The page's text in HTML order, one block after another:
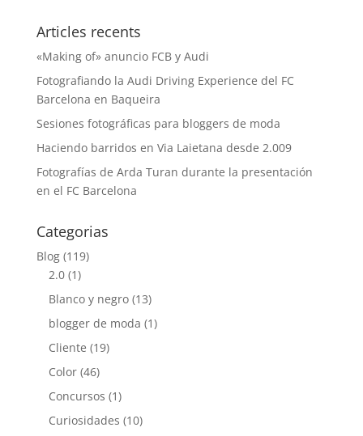
Articles recents
«Making of» anuncio FCB y Audi
Fotografiando la Audi Driving Experience del FC
Barcelona en Baqueira
Sesiones fotográficas para bloggers de moda
Haciendo barridos en Via Laietana desde 2.009
Fotografías de Arda Turan durante la presentación
en el FC Barcelona
Categorias
Blog(119)
2.0(1)
Blanco y negro(13)
blogger de moda (1)
Cliente (19)
Color(46)
Concursos (1)
Curiosidades (10)